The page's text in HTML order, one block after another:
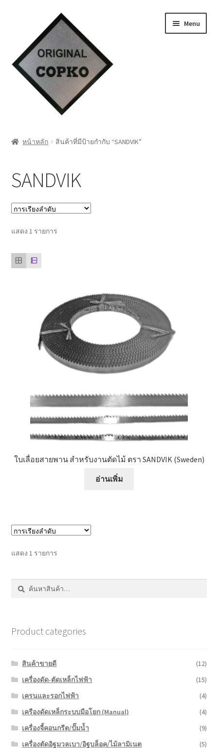
navigation
content
Menu
My account
ชำระเงิน
ตะกร้าสินค้า
ติดต่อเรา
ประวัติบริษัท
หน้าแรก COPKO
หน้าหลัก สินค้าที่มีป้ายกำกับ “SANDVIK”
SANDVIK
แสดง 1 รายการ
ใบเลื่อยสายพาน สำหรับงานตัดไม้ ตรา SANDVIK (Sweden)
อ่านเพิ่ม
แสดง 1 รายการ
ค้นหา:
ค้นหา
Product categories
สินค้าขายดี
(12)
เครื่องดัด-ตัดเหล็กไฟฟ้า
(15)
เครนและรอกไฟฟ้า
(4)
เครืองดัดเหล็กระบบมือโยก (Manual)
(4)
เครื่องจี้คอนกรีต/ปั๊มน้ำ
(9)
เครื่องตัดอิฐมวลเบา/อิฐบล็อค/ไม้ลามิเนต
(5)